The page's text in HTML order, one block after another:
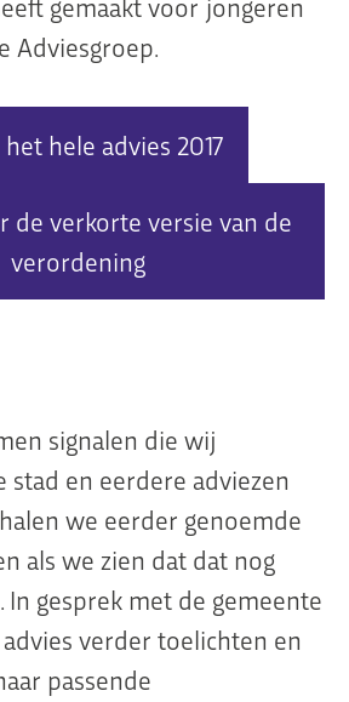
Adviesgroep.
hele advies 2017
de verkorte versie van de
verordening
signalen die wij
stad en eerdere adviezen
we eerder genoemde
als we zien dat dat nog
gesprek met de gemeente
verder toelichten en
passende